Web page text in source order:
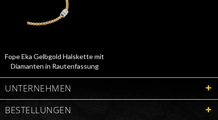
Fope Eka Gelbgold Halskette mit
Diamanten in Rautenfassung
73101C3_PB_Y_BBB_045
UNTERNEHMEN
BESTELLUNGEN